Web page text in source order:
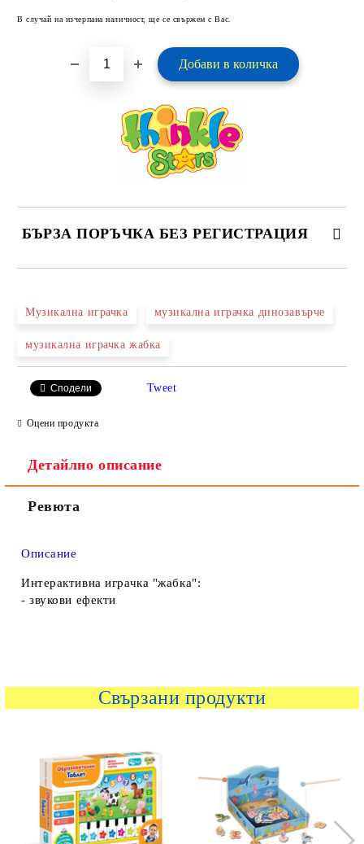
В случай на изчерпана наличност, ще се свържем с Вас.
БЪРЗА ПОРЪЧКА БЕЗ РЕГИСТРАЦИЯ
Ние ще се свържем с вас в рамките на работния ден.
Музикална играчка музикална играчка динозавърче
музикална играчка жабка
Сподели Tweet
Оцени продукта
Детайлно описание
Ревюта
Описание
Интерактивна играчка "жабка":
- звукови ефекти
Свързани продукти